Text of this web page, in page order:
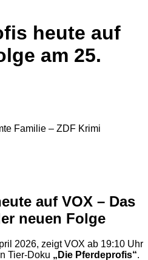
heute auf
am 25.
auf VOX – Das
neuen Folge
2026, zeigt VOX ab 19:10 Uhr
Tier-Doku „Die Pferdeprofis“.